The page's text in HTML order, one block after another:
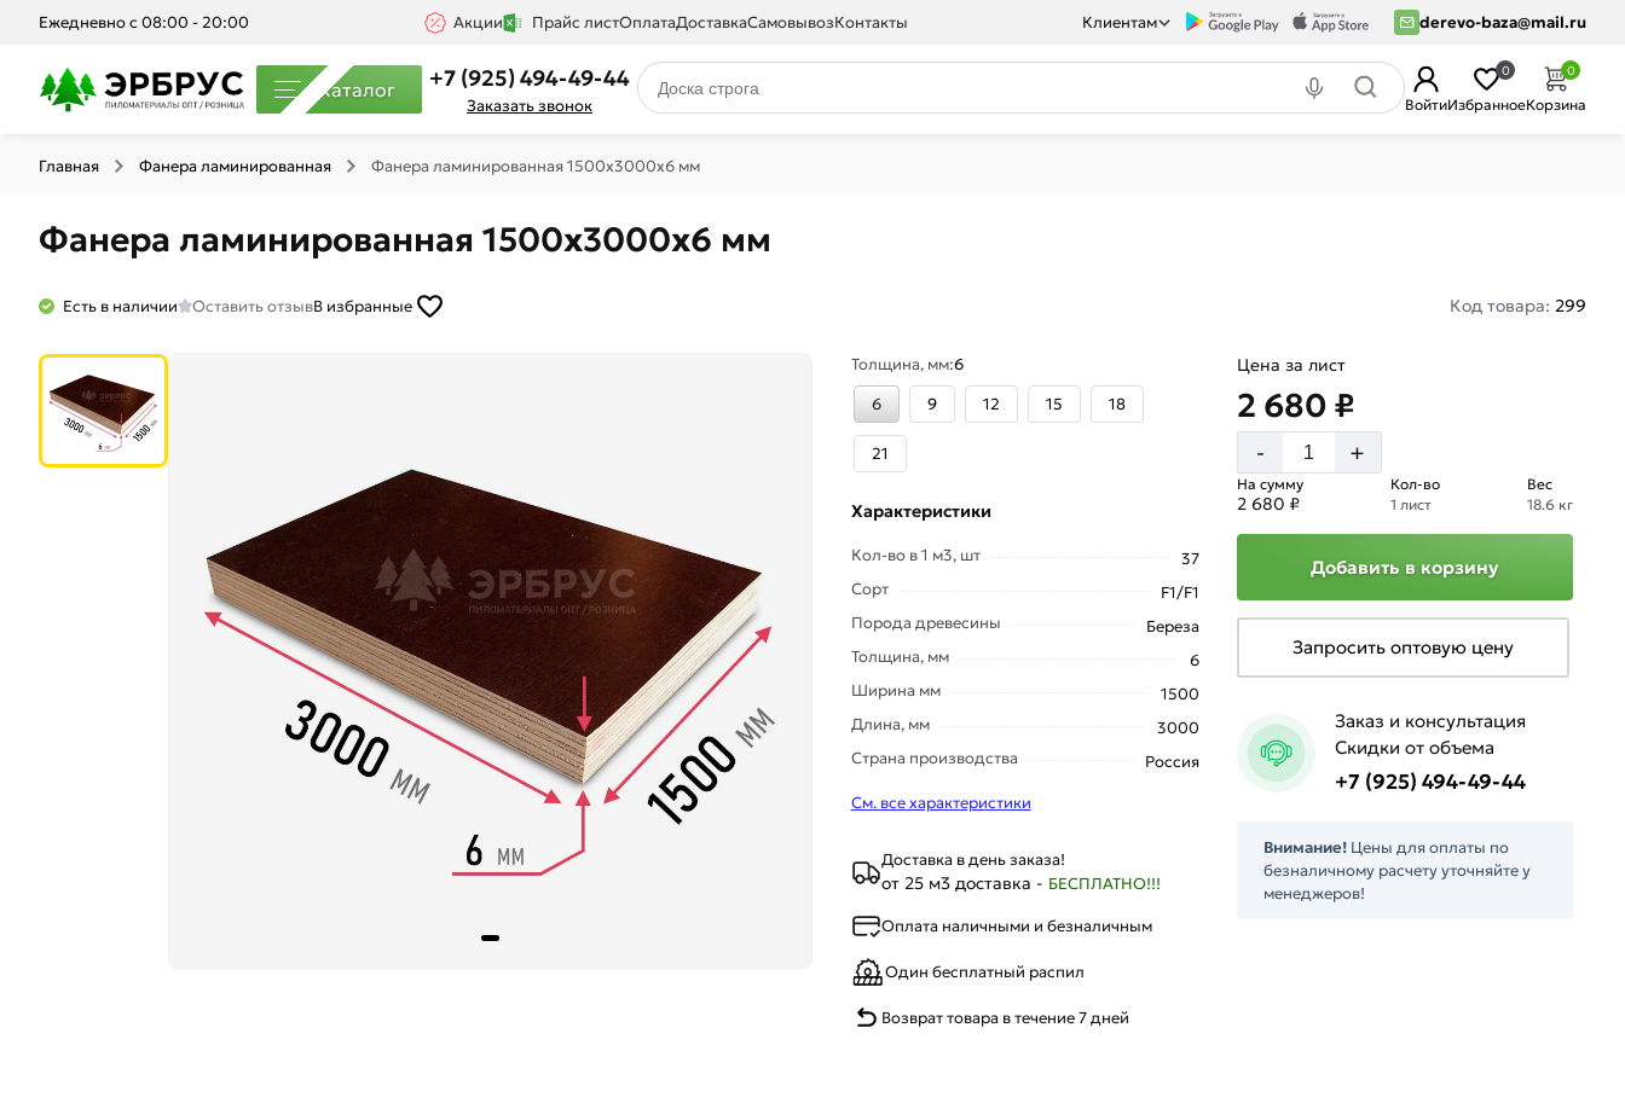
Ежедневно с 08:00 - 20:00 Акции Прайс листОплатаДоставкаСамовывозКонтакты Клиентам derevo-baza@mail.ru
Каталог +7 (925) 494-49-44
Заказать звонок ВойтиИзбранное
0
Корзина
0
Главная Фанера ламинированная Фанера ламинированная 1500х3000х6 мм
Фанера ламинированная 1500х3000х6 мм
Есть в наличии Оставить отзывВ избранные Код товара: 299
Толщина, мм:6
6
9 12 15 18
21
Характеристики
Кол-во в 1 м3, шт
37
Сорт
F1/F1
Порода древесины
Береза
Толщина, мм
6
Ширина мм
1500
Длина, мм
3000
Страна производства
Россия
См. все характеристики
Доставка в день заказа!
от 25 м3 доставка - БЕСПЛАТНО!!!
Оплата наличными и безналичным
Один бесплатный распил
Возврат товара в течение 7 дней
Цена за лист
2 680 ₽
- +
На сумму
2 680 ₽
Кол-во
1 лист
Вес
18.6 кг
Добавить в корзину
Запросить оптовую цену
Заказ и консультация
Скидки от объема
+7 (925) 494-49-44
Внимание!Цены для оплаты по
безналичному расчету уточняйте у
менеджеров!